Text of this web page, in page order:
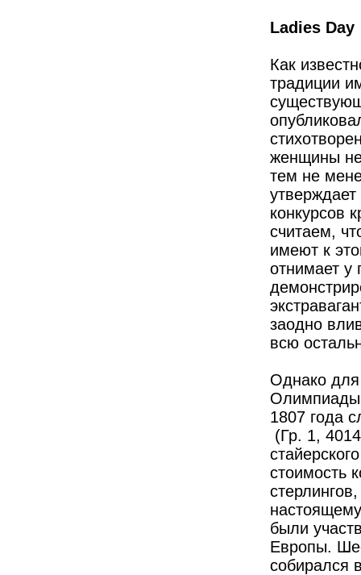
Ladies Day
Как
традиции
женщины
тем не
конкурсов
считаем,
имеют к
отнимает у
заодно
всю
Однако для
1807 года
(Гр. 1,
стоимость
были
Европы.
собирался